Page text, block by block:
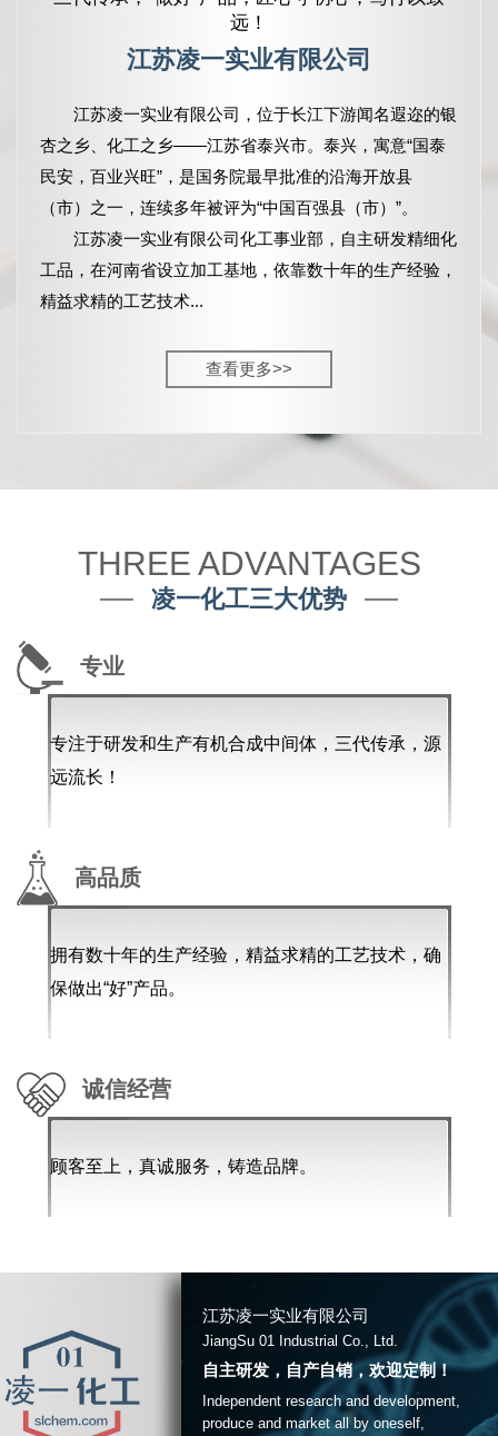
远！
江苏凌一实业有限公司
江苏凌一实业有限公司， 位于长江下游闻名遐迩的银
杏之乡、化工之乡——江苏省泰兴市。泰兴，寓意“国泰
民安，百业兴旺”，是国务院最早批准的沿海开放县
（市）之一，连续多年被评为“中国百强县（市）”。
江苏凌一实业有限公司化工事业部，自主研发精细化
工品，在河南省设立加工基地，依靠数十年的生产经验，
精益求精的工艺技术...
查看更多>>
THREE ADVANTAGES
凌一化工三大优势
专业
专注于研发和生产有机合成中间体，三代传承，源
远流长！
高品质
拥有数十年的生产经验，精益求精的工艺技术，确
保做出“好”产品。
诚信经营
顾客至上，真诚服务，铸造品牌。
江苏凌一实业有限公司
JiangSu 01 Industrial Co., Ltd.
自主研发，自产自销，欢迎定制！
Independent research and development,
produce and market all by oneself,